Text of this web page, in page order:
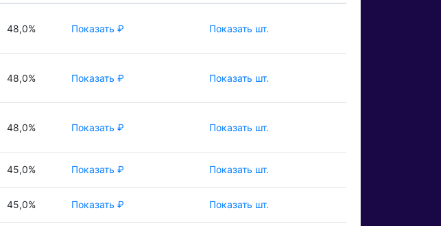
48,0% Показать ₽ Показать шт.
48,0% Показать ₽ Показать шт.
48,0% Показать ₽ Показать шт.
45,0% Показать ₽ Показать шт.
45,0% Показать ₽ Показать шт.